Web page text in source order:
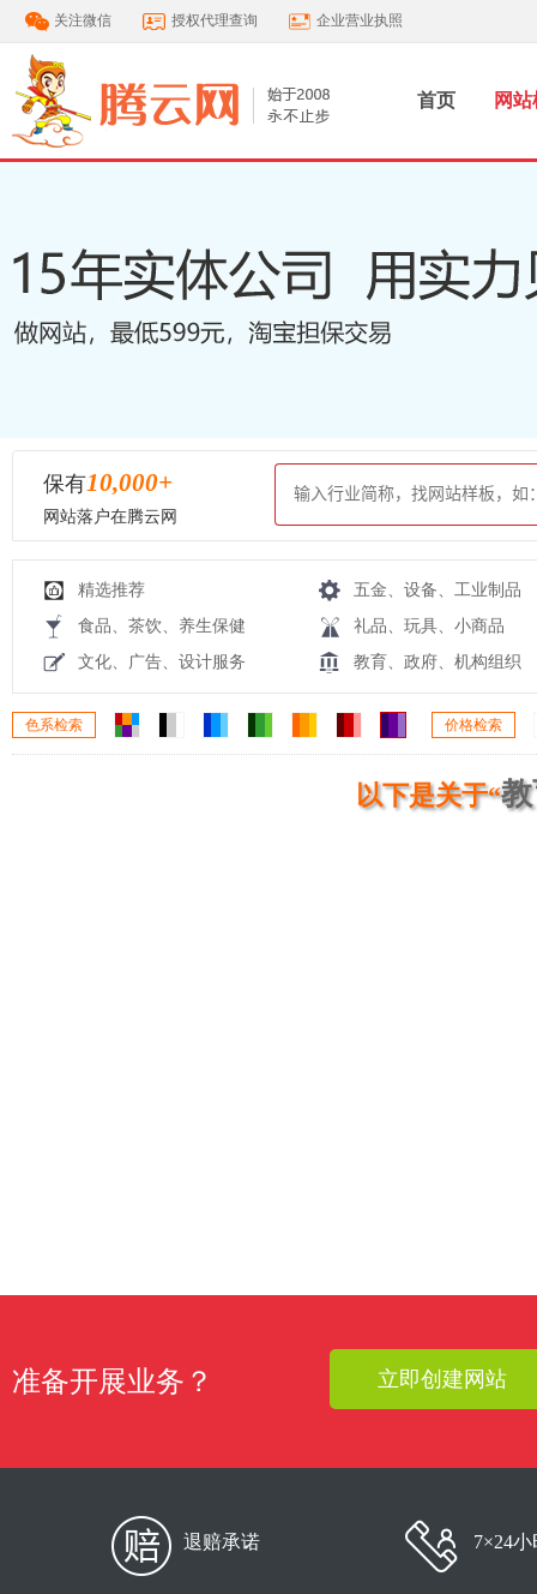
关注微信 授权代理查询 企业营业执照
首页 网
保有10,000+
网站落户在腾云网
精选推荐
五金、设备、工业制品
食品、茶饮、养生保健
礼品、玩具、小商品
文化、广告、设计服务
教育、政府、机构组织
色系检索 价格检索
以下是关于“
准备开展业务？ 立即创建网站
退赔承诺 7×24